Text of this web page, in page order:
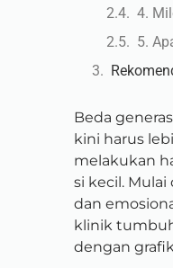
4.
5.
Beda
kini harus
melakukan
si kecil.
dan
klinik
dengan